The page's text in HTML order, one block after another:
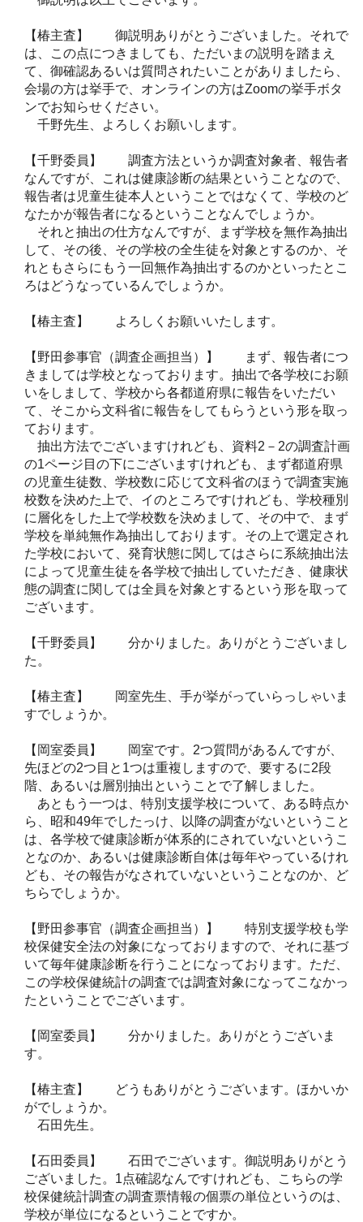
【椿主査】 御説明ありがとうございました。それで
は、この点につきましても、ただいまの説明を踏まえ
て、御確認あるいは質問されたいことがありましたら、
会場の方は挙手で、オンラインの方はZoomの挙手ボタ
ンでお知らせください。
千野先生、よろしくお願いします。
【千野委員】 調査方法というか調査対象者、報告者
なんですが、これは健康診断の結果ということなので、
報告者は児童生徒本人ということではなくて、学校のど
なたかが報告者になるということなんでしょうか。
それと抽出の仕方なんですが、まず学校を無作為抽出
して、その後、その学校の全生徒を対象とするのか、そ
れともさらにもう一回無作為抽出するのかといったとこ
ろはどうなっているんでしょうか。
【椿主査】 よろしくお願いいたします。
【野田参事官（調査企画担当）】 まず、報告者につ
きましては学校となっております。抽出で各学校にお願
いをしまして、学校から各都道府県に報告をいただい
て、そこから文科省に報告をしてもらうという形を取っ
ております。
抽出方法でございますけれども、資料2－2の調査計画
の1ページ目の下にございますけれども、まず都道府県
の児童生徒数、学校数に応じて文科省のほうで調査実施
校数を決めた上で、イのところですけれども、学校種別
に層化をした上で学校数を決めまして、その中で、まず
学校を単純無作為抽出しております。その上で選定され
た学校において、発育状態に関してはさらに系統抽出法
によって児童生徒を各学校で抽出していただき、健康状
態の調査に関しては全員を対象とするという形を取って
ございます。
【千野委員】 分かりました。ありがとうございまし
た。
【椿主査】 岡室先生、手が挙がっていらっしゃいま
すでしょうか。
【岡室委員】 岡室です。2つ質問があるんですが、
先ほどの2つ目と1つは重複しますので、要するに2段
階、あるいは層別抽出ということで了解しました。
あともう一つは、特別支援学校について、ある時点か
ら、昭和49年でしたっけ、以降の調査がないということ
は、各学校で健康診断が体系的にされていないというこ
となのか、あるいは健康診断自体は毎年やっているけれ
ども、その報告がなされていないということなのか、ど
ちらでしょうか。
【野田参事官（調査企画担当）】 特別支援学校も学
校保健安全法の対象になっておりますので、それに基づ
いて毎年健康診断を行うことになっております。ただ、
この学校保健統計の調査では調査対象になってこなかっ
たということでございます。
【岡室委員】 分かりました。ありがとうございま
す。
【椿主査】 どうもありがとうございます。ほかいか
がでしょうか。
石田先生。
【石田委員】 石田でございます。御説明ありがとう
ございました。1点確認なんですけれども、こちらの学
校保健統計調査の調査票情報の個票の単位というのは、
学校が単位になるということですか。